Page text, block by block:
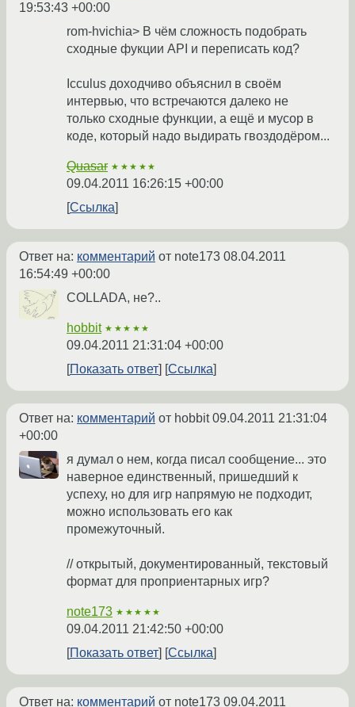
19:53:43 +00:00
rom-hvichia> В чём сложность подобрать
сходные фукции API и переписать код?
Icculus доходчиво объяснил в своём
интервью, что встречаются далеко не
только сходные функции, а ещё и мусор в
коде, который надо выдирать гвоздодёром...
Quasar ★★★★★
09.04.2011 16:26:15 +00:00
Ссылка
Ответ на: комментарий от note173 08.04.2011
16:54:49 +00:00
COLLADA, не?..
hobbit ★★★★★
09.04.2011 21:31:04 +00:00
Показать ответ
Ссылка
Ответ на: комментарий от hobbit09.04.2011 21:31:04
+00:00
я думал о нем, когда писал сообщение... это
наверное единственный, пришедший к
успеху, но для игр напрямую не подходит,
можно использовать его как
промежуточный.
// открытый, документированный, текстовый
формат для проприентарных игр?
note173 ★★★★★
09.04.2011 21:42:50 +00:00
Показать ответ
Ссылка
Ответ на: комментарий от note173 09.04.2011